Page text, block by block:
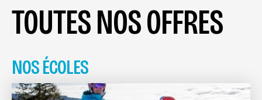
TOUTES NOS OFFRES
NOS ÉCOLES